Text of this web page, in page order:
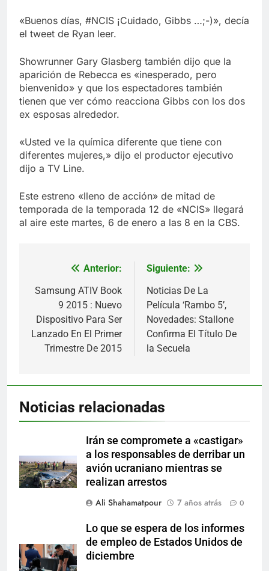
«Buenos días, #NCIS ¡Cuidado, Gibbs …;-)», decía
el tweet de Ryan leer.
Showrunner Gary Glasberg también dijo que la
aparición de Rebecca es «inesperado, pero
bienvenido» y que los espectadores también
tienen que ver cómo reacciona Gibbs con los dos
ex esposas alrededor.
«Usted ve la química diferente que tiene con
diferentes mujeres,» dijo el productor ejecutivo
dijo a TV Line.
Este estreno «lleno de acción» de mitad de
temporada de la temporada 12 de «NCIS» llegará
al aire este martes, 6 de enero a las 8 en la CBS.
Navegación
de
entradas
Anterior:
Samsung ATIV Book
9 2015 : Nuevo
Dispositivo Para Ser
Lanzado En El Primer
Trimestre De 2015
Siguiente:
Noticias De La
Película ‘Rambo 5’,
Novedades: Stallone
Confirma El Título De
la Secuela
Noticias relacionadas
Irán se compromete a «castigar»
a los responsables de derribar un
avión ucraniano mientras se
realizan arrestos
Ali Shahamatpour
7 años atrás 0
Lo que se espera de los informes
de empleo de Estados Unidos de
diciembre